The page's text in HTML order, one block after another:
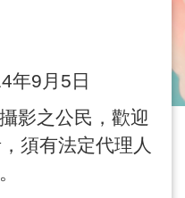
年9月 5 日
影之公民，歡迎
須有法定代理人